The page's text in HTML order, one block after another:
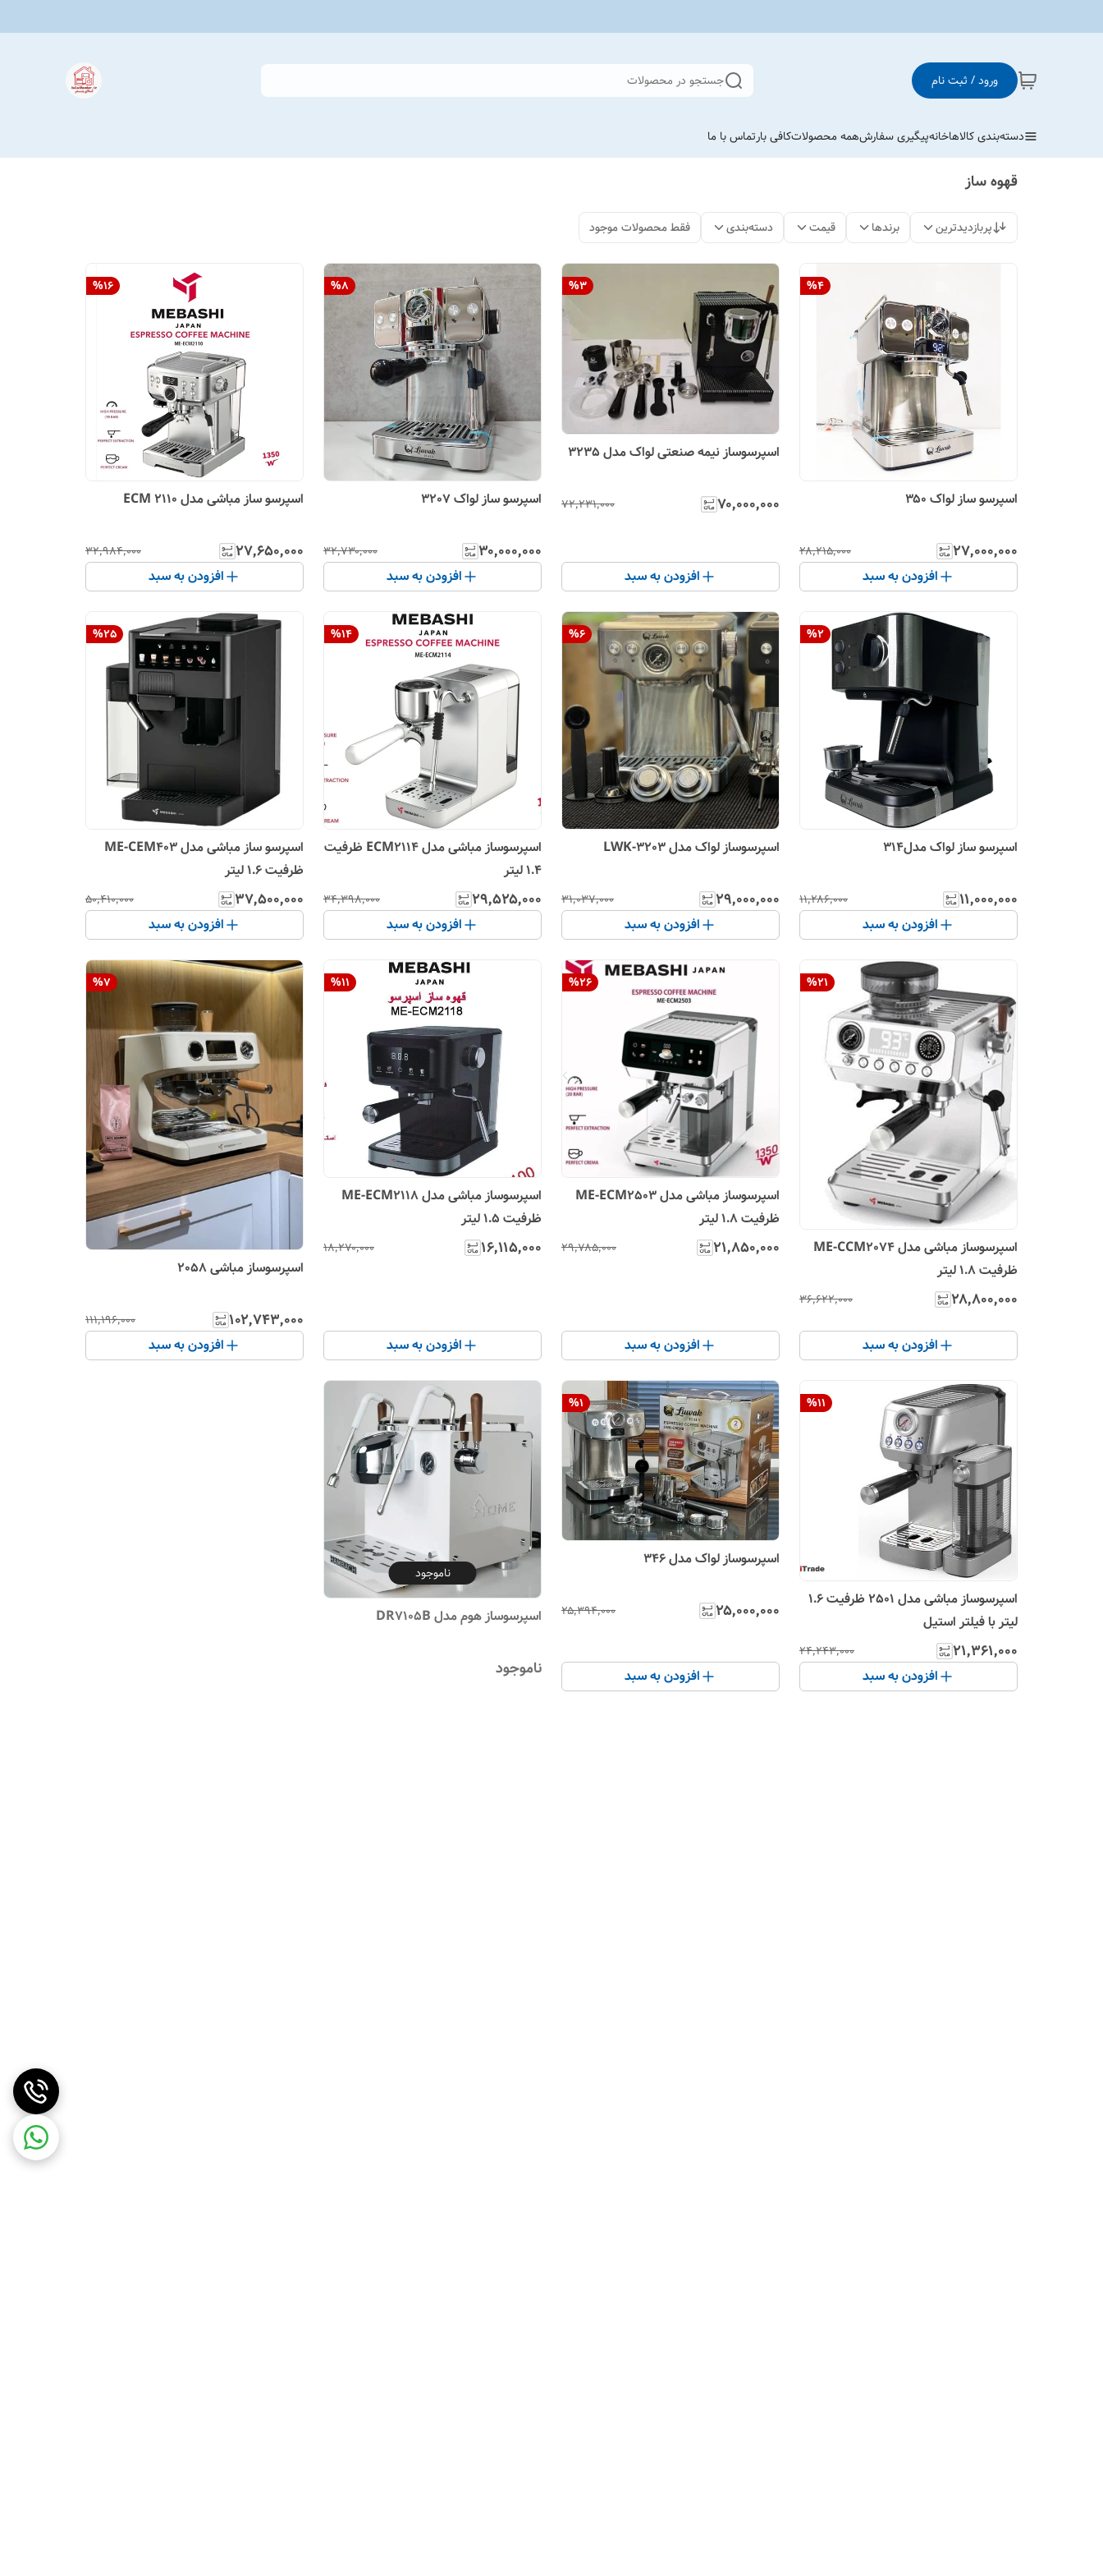
ورود / ثبت نام جستجو در محصولات
دسته‌بندی کالاهاخانهپیگیری سفارشهمه محصولاتکافی بارتماس با ما
قهوه ساز
پربازدیدترین برندها قیمت دسته‌بندی فقط محصولات موجود
%4
اسپرسو ساز لواک ۳۵۰
۲۷٬۰۰۰٬۰۰۰ ۲۸٬۲۱۵٬۰۰۰
افزودن به سبد
%3
اسپرسوساز نیمه صنعتی لواک مدل 3235
۷۰٬۰۰۰٬۰۰۰ ۷۲٬۲۳۱٬۰۰۰
افزودن به سبد
%8
اسپرسو ساز لواک 3207
۳۰٬۰۰۰٬۰۰۰ ۳۲٬۷۳۰٬۰۰۰
افزودن به سبد
%16
اسپرسو ساز مباشی مدل ECM 2110
۲۷٬۶۵۰٬۰۰۰ ۳۲٬۹۸۴٬۰۰۰
افزودن به سبد
%2
اسپرسو ساز لواک مدل314
۱۱٬۰۰۰٬۰۰۰ ۱۱٬۲۸۶٬۰۰۰
افزودن به سبد
%6
اسپرسوساز لواک مدل LWK-3203
۲۹٬۰۰۰٬۰۰۰ ۳۱٬۰۳۷٬۰۰۰
افزودن به سبد
%14
اسپرسوساز مباشی مدل ECM2114 ظرفیت
۱.۴ لیتر
۲۹٬۵۲۵٬۰۰۰ ۳۴٬۳۹۸٬۰۰۰
افزودن به سبد
%25
اسپرسو ساز مباشی مدل ME-CEM403
ظرفیت ۱.۶ لیتر
۳۷٬۵۰۰٬۰۰۰ ۵۰٬۴۱۰٬۰۰۰
افزودن به سبد
%21
اسپرسوساز مباشی مدل ME-CCM2074
ظرفیت ۱.۸ لیتر
۲۸٬۸۰۰٬۰۰۰ ۳۶٬۶۲۲٬۰۰۰
افزودن به سبد
%26
اسپرسوساز مباشی مدل ME-ECM2503
ظرفیت ۱.۸ لیتر
۲۱٬۸۵۰٬۰۰۰ ۲۹٬۷۸۵٬۰۰۰
افزودن به سبد
%11
اسپرسوساز مباشی مدل ME-ECM2118
ظرفیت ۱.۵ لیتر
۱۶٬۱۱۵٬۰۰۰ ۱۸٬۲۷۰٬۰۰۰
افزودن به سبد
%7
اسپرسوساز مباشی 2058
۱۰۲٬۷۴۳٬۰۰۰ ۱۱۱٬۱۹۶٬۰۰۰
افزودن به سبد
%11
اسپرسوساز مباشی مدل 2501 ظرفیت ۱.۶
لیتر با فیلتر استیل
۲۱٬۳۶۱٬۰۰۰ ۲۴٬۲۴۳٬۰۰۰
افزودن به سبد
%1
اسپرسوساز لواک مدل 346
۲۵٬۰۰۰٬۰۰۰ ۲۵٬۳۹۴٬۰۰۰
افزودن به سبد
ناموجود
اسپرسوساز هوم مدل DR7105B
ناموجود